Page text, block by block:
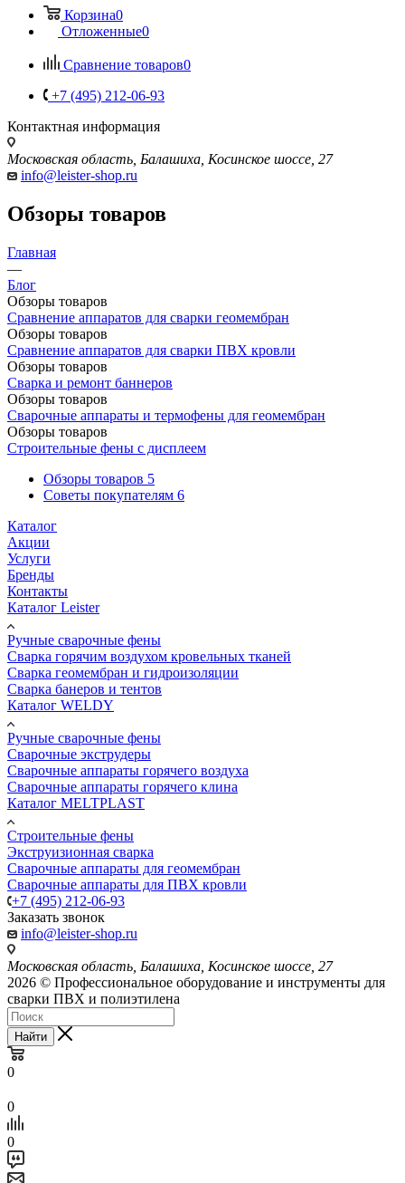
Корзина0
Отложенные0
Сравнение товаров0
+7 (495) 212-06-93
Контактная информация
Московская область, Балашиха, Косинское шоссе, 27
info@leister-shop.ru
Обзоры товаров
Главная
—
Блог
Обзоры товаров
Сравнение аппаратов для сварки геомембран
Обзоры товаров
Сравнение аппаратов для сварки ПВХ кровли
Обзоры товаров
Сварка и ремонт баннеров
Обзоры товаров
Сварочные аппараты и термофены для геомембран
Обзоры товаров
Строительные фены с дисплеем
Обзоры товаров 5
Советы покупателям 6
Каталог
Акции
Услуги
Бренды
Контакты
Каталог Leister
Ручные сварочные фены
Сварка горячим воздухом кровельных тканей
Сварка геомембран и гидроизоляции
Сварка банеров и тентов
Каталог WELDY
Ручные сварочные фены
Сварочные экструдеры
Сварочные аппараты горячего воздуха
Сварочные аппараты горячего клина
Каталог MELTPLAST
Строительные фены
Экструизионная сварка
Сварочные аппараты для геомембран
Сварочные аппараты для ПВХ кровли
+7 (495) 212-06-93
Заказать звонок
info@leister-shop.ru
Московская область, Балашиха, Косинское шоссе, 27
2026 © Профессиональное оборудование и инструменты для
сварки ПВХ и полиэтилена
Найти
0
0
0